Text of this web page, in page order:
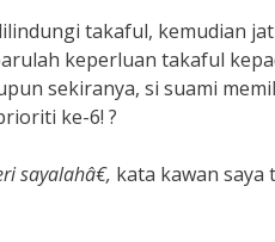
takaful, kemudian
keperluan takaful
sekiranya, si suami
ke-6! ?
sayalahâ€, kata kawan saya